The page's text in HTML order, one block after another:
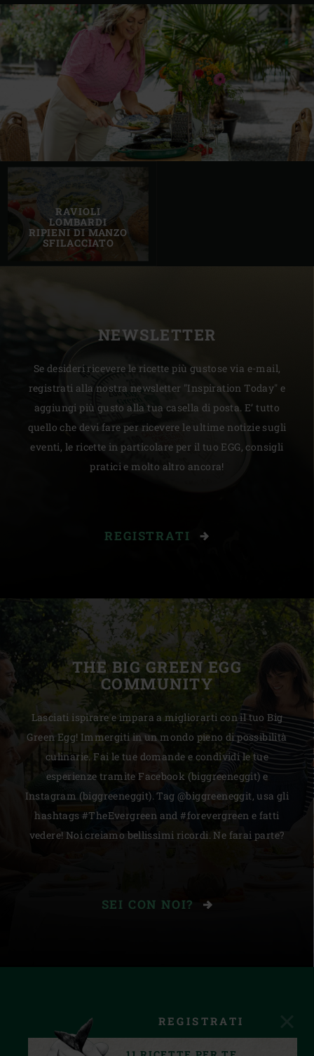
RAVIOLI
LOMBARDI
RIPIENI DI MANZO
SFILACCIATO
NEWSLETTER
Se desideri ricevere le ricette più gustose via e-mail,
registrati alla nostra newsletter "Inspiration Today" e
aggiungi più gusto alla tua casella di posta. E’ tutto
quello che devi fare per ricevere le ultime notizie sugli
eventi, le ricette in particolare per il tuo EGG, consigli
pratici e molto altro ancora!
REGISTRATI
THE BIG GREEN EGG
COMMUNITY
Lasciati ispirare e impara a migliorarti con il tuo Big
Green Egg! Immergiti in un mondo pieno di possibilità
culinarie. Fai le tue domande e condividi le tue
esperienze tramite Facebook (biggreeneggit) e
Instagram (biggreeneggit). Tag @biggreeneggit, usa gli
hashtags #TheEvergreen and #forevergreen e fatti
vedere! Noi creiamo bellissimi ricordi. Ne farai parte?
SEI CON NOI?
REGISTRATI